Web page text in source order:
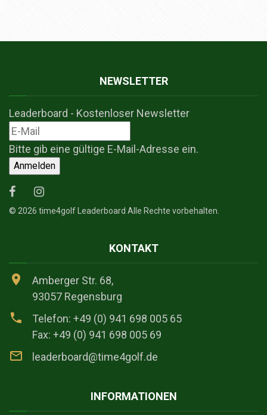
NEWSLETTER
Leaderboard - Kostenloser Newsletter
Bitte gib eine gültige E-Mail-Adresse ein.
Anmelden
© 2026 time4golf Leaderboard Alle Rechte vorbehalten.
KONTAKT
Amberger Str. 68,
93057 Regensburg
Telefon: +49 (0) 941 698 005 65
Fax: +49 (0) 941 698 005 69
leaderboard@time4golf.de
INFORMATIONEN